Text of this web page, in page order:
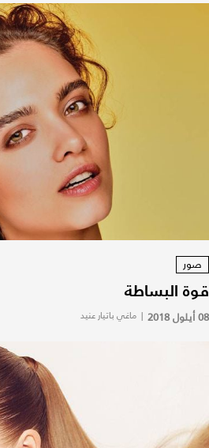
صور
قوة البساطة
08 أيلول 2018 | ماغي باتيار عنيد